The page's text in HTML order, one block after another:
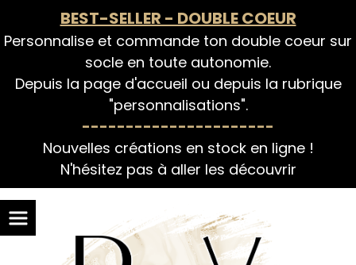
BEST-SELLER - DOUBLE COEUR
Personnalise et commande ton double coeur sur
socle en toute autonomie.
Depuis la page d'accueil ou depuis la rubrique
"personnalisations".
----------------------
Nouvelles créations en stock en ligne !
N'hésitez pas à aller les découvrir